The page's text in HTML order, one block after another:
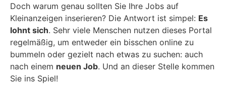
Doch warum genau sollten Sie Ihre Jobs auf
Kleinanzeigen inserieren? Die Antwort ist simpel: Es
lohnt sich. Sehr viele Menschen nutzen dieses Portal
regelmäßig, um entweder ein bisschen online zu
bummeln oder gezielt nach etwas zu suchen: auch
nach einem neuen Job. Und an dieser Stelle kommen
Sie ins Spiel!